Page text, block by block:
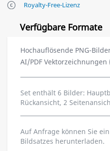
Royalty-Free-Lizenz
Verfügbare Formate
Hochauflösende PNG-
AI/PDF
Set enthält 6 Bilder:
Rückansicht, 2
Auf Anfrage können Sie
Bildsatzes herunterladen.